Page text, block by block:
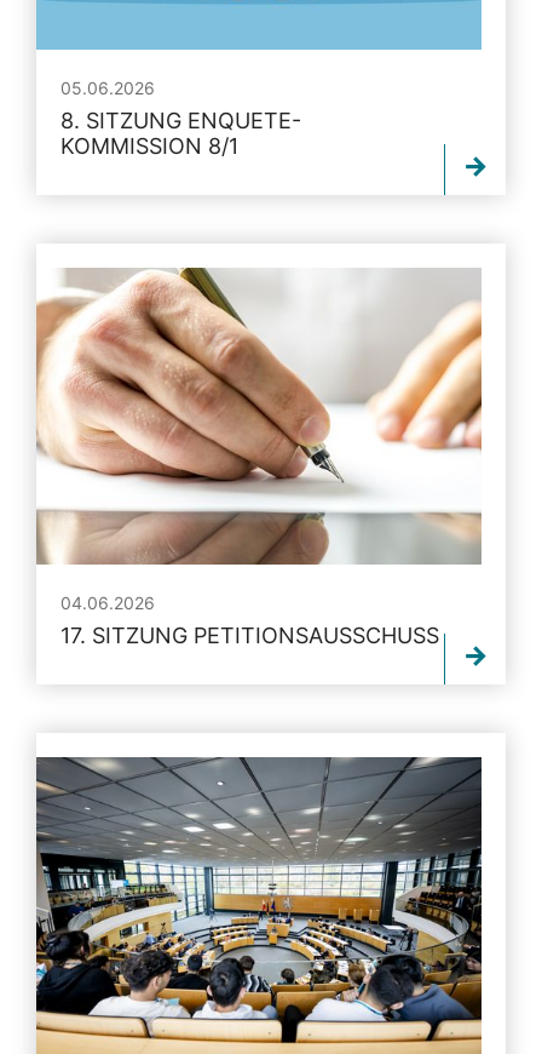
05.06.2026
8. SITZUNG ENQUETE-
KOMMISSION 8/1
04.06.2026
17. SITZUNG PETITIONSAUSSCHUSS